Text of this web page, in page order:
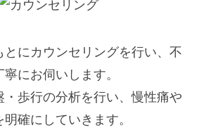
とにカウンセリングを行い、不
にお伺いします。
・歩行の分析を行い、慢性痛や
確にしていきます。